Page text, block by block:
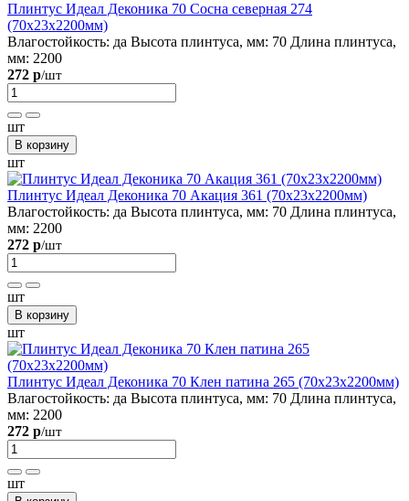
Плинтус Идеал Деконика 70 Сосна северная 274
(70х23х2200мм)
Влагостойкость: да Высота плинтуса, мм: 70 Длина плинтуса,
мм: 2200
272 р/шт
шт
В корзину
шт
Плинтус Идеал Деконика 70 Акация 361 (70х23х2200мм)
Влагостойкость: да Высота плинтуса, мм: 70 Длина плинтуса,
мм: 2200
272 р/шт
шт
В корзину
шт
Плинтус Идеал Деконика 70 Клен патина 265 (70х23х2200мм)
Влагостойкость: да Высота плинтуса, мм: 70 Длина плинтуса,
мм: 2200
272 р/шт
шт